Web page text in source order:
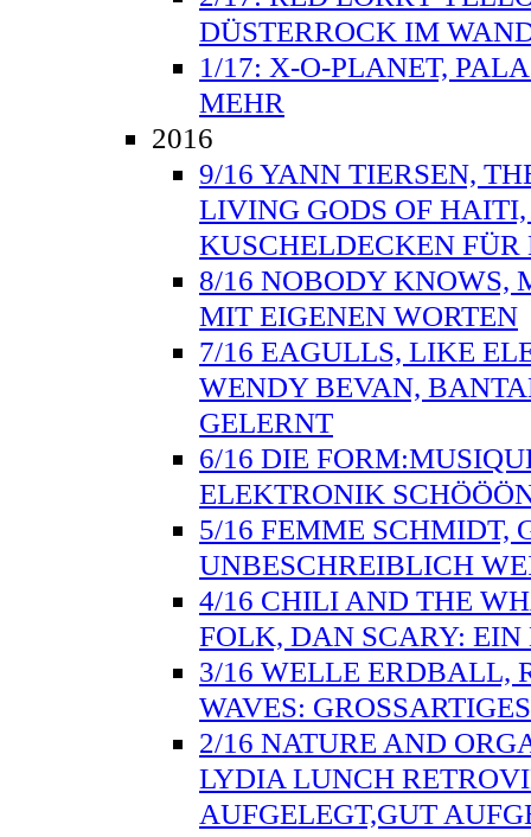
DÜSTERROCK IM
1/17: X-O-PLANET,
MEHR
2016
9/16 YANN TIERSEN,
LIVING GODS OF
KUSCHELDECKEN FÜR
8/16 NOBODY KNOWS,
MIT EIGENEN WORTEN
7/16 EAGULLS, LIKE
WENDY BEVAN,
GELERNT
6/16 DIE
ELEKTRONIK
5/16 FEMME SCHMIDT,
UNBESCHREIBLICH
4/16 CHILI AND THE
FOLK, DAN SCARY: EIN
3/16 WELLE ERDBALL,
WAVES:
2/16 NATURE AND
LYDIA LUNCH
AUFGELEGT,GUT